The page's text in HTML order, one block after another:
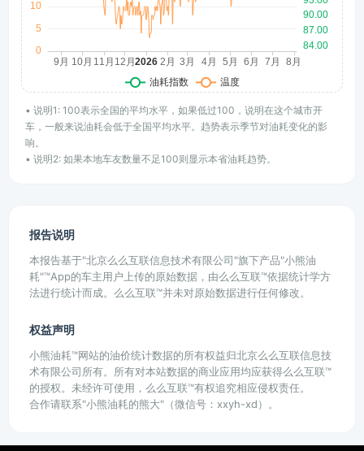
• 说明1: 100表示全国的平均水平，如果低过100，说明在这个城市开
车，一般来说油耗会低于全国平均水平。趋势表示季节对油耗变化的影
响。
• 说明2: 如果本地车友数量不足100则显示本省油耗趋势。
报告说明
本报告基于"北京么么互联信息技术有限公司"旗下产品"小熊油
耗"™App的车主用户上传的原始数据，由么么互联™依据统计学方
法进行统计而成。么么互联™并未对原始数据进行任何修改。
权益声明
小熊油耗™网站的油价统计数据的所有权益归北京么么互联信息技
术有限公司所有。所有对本站数据的商业应用均应获得么么互联™
的授权。未经许可使用，么么互联™有权追究相应侵权责任。
合作请联系"小熊油耗的熊大"（微信号：xxyh-xd）。